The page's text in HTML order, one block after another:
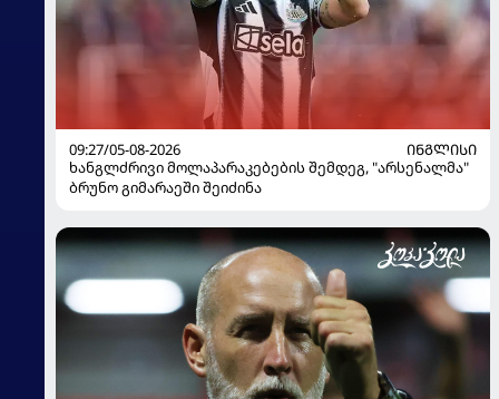
09:27/05-08-2026
ᲘᲜᲒᲚᲘᲡᲘ
ხანგლძრივი მოლაპარაკებების შემდეგ, "არსენალმა"
ბრუნო გიმარაეში შეიძინა